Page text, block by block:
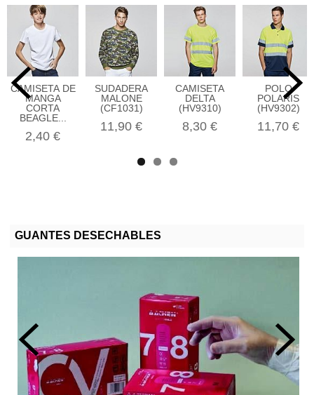
GUANTES DESECHABLES
CAMISETA DE
MANGA
CORTA
BEAGLE...
2,40 €
SUDADERA
MALONE
(CF1031)
11,90 €
CAMISETA
DELTA
(HV9310)
8,30 €
POLO
POLARIS
(HV9302)
11,70 €